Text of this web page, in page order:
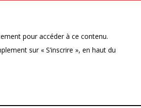
pour accéder à ce contenu.
sur « S’inscrire », en haut du